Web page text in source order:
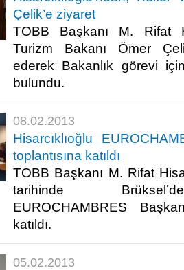
Çelik’e ziyaret
TOBB Başkanı M. Rifat
Turizm Bakanı Ömer
ederek Bakanlık görevi
bulundu.​ ​
08.02.2013
Hisarcıklıoğlu
toplantısına katıldı
TOBB Başkanı M. Rifat
tarihinde
EUROCHAMBRES
katıldı.​ ​
05.02.2013